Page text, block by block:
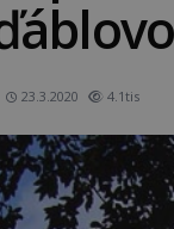
23.3.2020 4.1tis